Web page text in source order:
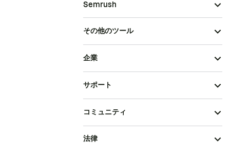
Semrush
その他のツール
企業
サポート
コミュニティ
法律